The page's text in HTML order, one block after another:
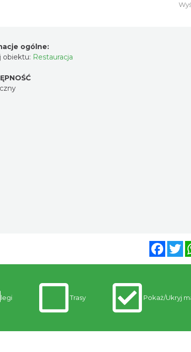
ogólne:
obiektu: Restauracja
Trasy Pokaż/Ukryj